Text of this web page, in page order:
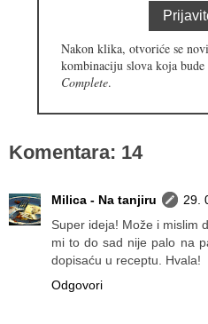
Nakon klika, otvoriće se
kombinaciju slova koja
Complete.
Komentara: 14
Milica - Na tanjiru
29.
Super ideja! Može i mislim
mi to do sad nije palo na
dopisaću u receptu. Hvala!
Odgovori